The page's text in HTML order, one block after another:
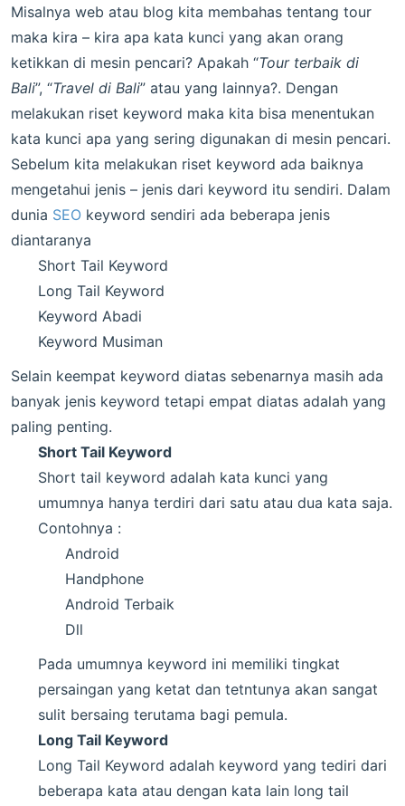
Misalnya web atau blog kita membahas tentang tour
maka kira – kira apa kata kunci yang akan orang
ketikkan di mesin pencari? Apakah “Tour terbaik di
Bali”, “Travel di Bali” atau yang lainnya?. Dengan
melakukan riset keyword maka kita bisa menentukan
kata kunci apa yang sering digunakan di mesin pencari.
Sebelum kita melakukan riset keyword ada baiknya
mengetahui jenis – jenis dari keyword itu sendiri. Dalam
dunia SEO keyword sendiri ada beberapa jenis
diantaranya
Short Tail Keyword
Long Tail Keyword
Keyword Abadi
Keyword Musiman
Selain keempat keyword diatas sebenarnya masih ada
banyak jenis keyword tetapi empat diatas adalah yang
paling penting.
Short Tail Keyword
Short tail keyword adalah kata kunci yang
umumnya hanya terdiri dari satu atau dua kata saja.
Contohnya :
Android
Handphone
Android Terbaik
Dll
Pada umumnya keyword ini memiliki tingkat
persaingan yang ketat dan tetntunya akan sangat
sulit bersaing terutama bagi pemula.
Long Tail Keyword
Long Tail Keyword adalah keyword yang tediri dari
beberapa kata atau dengan kata lain long tail